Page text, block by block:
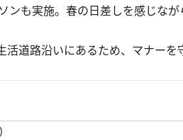
も実施。春の日差しを感じな
道路沿いにあるため、マナーを